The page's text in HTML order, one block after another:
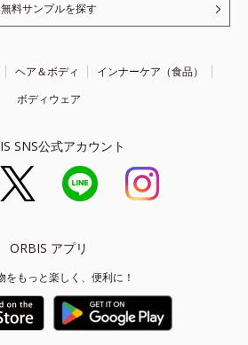
無料サンプルを探す
ヘア＆ボディ
インナーケア（食品）
ボディウェア
SNS公式アカウント
ORBIS アプリ
をもっと楽しく、便利に！